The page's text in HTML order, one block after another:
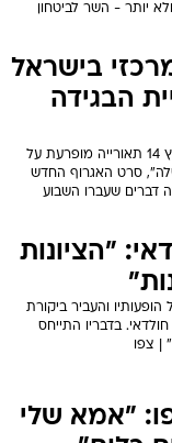
יותר - השר לביטחון
בישראל
הבגידה
אחד הזמרים הפופולריים בישראל מפיץ בערוץ 14 תאורייה מופרעת על
סרט האגרוף החדש
דברים שעברו השבוע
"הציונות
והעביר ביקורת
בדבריו התייחס
| צפו
"אמא שלי